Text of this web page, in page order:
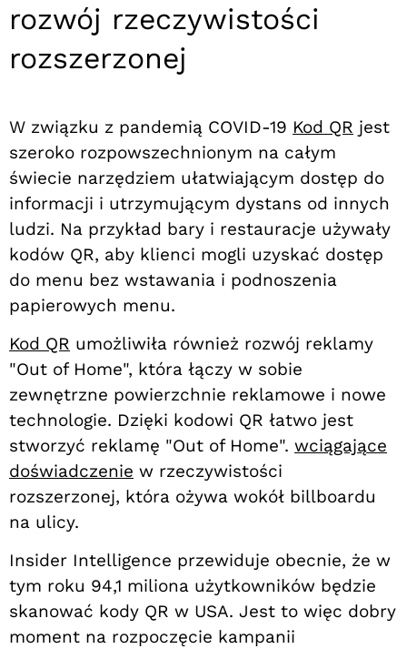
rozwój rzeczywistości
rozszerzonej
W związku z pandemią COVID-19 Kod QR jest
szeroko rozpowszechnionym na całym
świecie narzędziem ułatwiającym dostęp do
informacji i utrzymującym dystans od innych
ludzi. Na przykład bary i restauracje używały
kodów QR, aby klienci mogli uzyskać dostęp
do menu bez wstawania i podnoszenia
papierowych menu.
Kod QR umożliwiła również rozwój reklamy
"Out of Home", która łączy w sobie
zewnętrzne powierzchnie reklamowe i nowe
technologie. Dzięki kodowi QR łatwo jest
stworzyć reklamę "Out of Home". wciągające
doświadczenie w rzeczywistości
rozszerzonej, która ożywa wokół billboardu
na ulicy.
Insider Intelligence przewiduje obecnie, że w
tym roku 94,1 miliona użytkowników będzie
skanować kody QR w USA. Jest to więc dobry
moment na rozpoczęcie kampanii